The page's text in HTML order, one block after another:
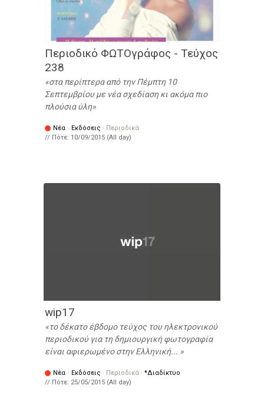
Περιοδικό ΦΩΤΟγράφος - Τεύχος
238
στα περίπτερα από την Πέμπτη 10
Σεπτεμβρίου με νέα σχεδίαση κι ακόμα πιο
πλούσια ύλη
Νέα · Εκδόσεις · Περιοδικά
// Πότε: 10/09/2015 (All day)
wip17
το δέκατο έβδομο τεύχος του ηλεκτρονικού
περιοδικού για τη δημιουργική φωτογραφία
είναι αφιερωμένο στην Ελληνική...
Νέα · Εκδόσεις · Περιοδικά · *Διαδίκτυο
// Πότε: 25/05/2015 (All day)